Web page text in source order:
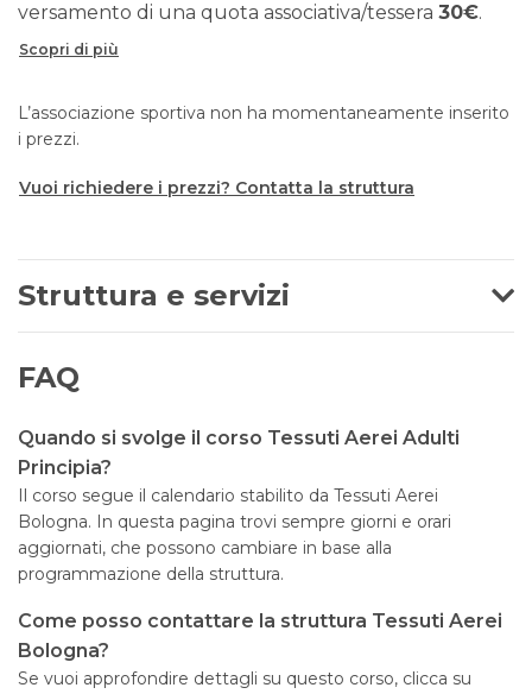
versamento di una quota associativa/tessera 30€.
Scopri di più
L’associazione sportiva non ha momentaneamente inserito
i prezzi.
Vuoi richiedere i prezzi? Contatta la struttura
Struttura e servizi
FAQ
Quando si svolge il corso Tessuti Aerei Adulti
Principia?
Il corso segue il calendario stabilito da Tessuti Aerei
Bologna. In questa pagina trovi sempre giorni e orari
aggiornati, che possono cambiare in base alla
programmazione della struttura.
Come posso contattare la struttura Tessuti Aerei
Bologna?
Se vuoi approfondire dettagli su questo corso, clicca su